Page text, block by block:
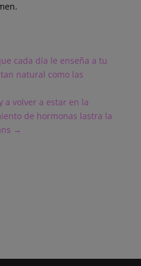
cada día le enseña a tu
natural como las
a volver a estar en la
de hormonas lastra la
→